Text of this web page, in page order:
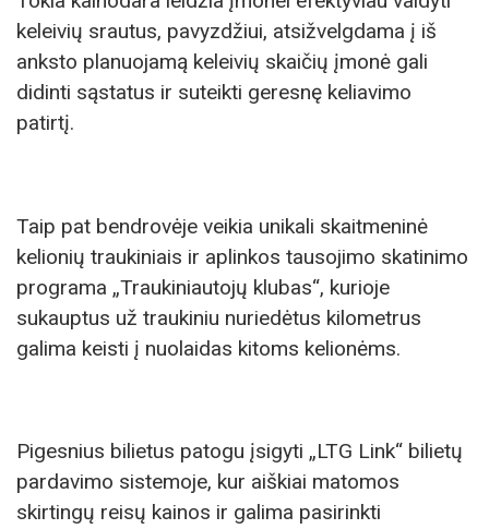
keleivių srautus, pavyzdžiui, atsižvelgdama į iš
anksto planuojamą keleivių skaičių įmonė gali
didinti sąstatus ir suteikti geresnę keliavimo
patirtį.
Taip pat bendrovėje veikia unikali skaitmeninė
kelionių traukiniais ir aplinkos tausojimo skatinimo
programa „Traukiniautojų klubas“, kurioje
sukauptus už traukiniu nuriedėtus kilometrus
galima keisti į nuolaidas kitoms kelionėms.
Pigesnius bilietus patogu įsigyti „LTG Link“ bilietų
pardavimo sistemoje, kur aiškiai matomos
skirtingų reisų kainos ir galima pasirinkti